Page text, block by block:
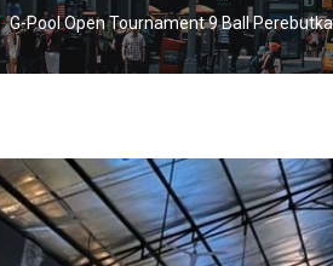
G-Pool Open Tournament 9 Ball